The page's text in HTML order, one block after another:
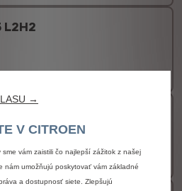
L2H2
→
V CITROEN
vám zaistili čo najlepší zážitok z našej
nám umožňujú poskytovať vám základné
a dostupnosť siete. Zlepšujú